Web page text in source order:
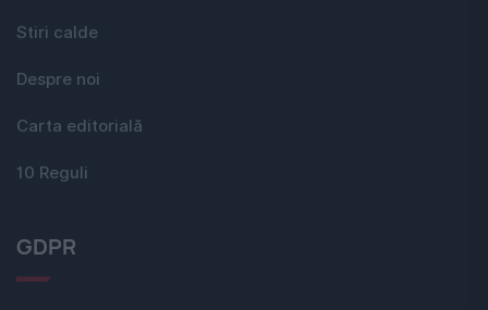
Stiri calde
Despre noi
Carta editorială
10 Reguli
GDPR